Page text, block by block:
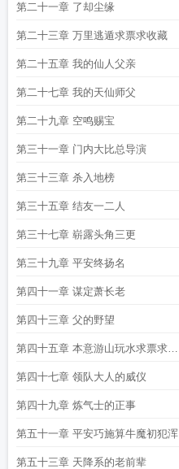
第二十一章 了却尘缘
第二十三章 万里逃遁求票求收藏
第二十五章 我的仙人父亲
第二十七章 我的天仙师父
第二十九章 空鸣赐宝
第三十一章 门内大比总导演
第三十三章 杀入地榜
第三十五章 结友一二人
第三十七章 崭露头角三更
第三十九章 平安终扬名
第四十一章 谋定萧长老
第四十三章 父的野望
第四十五章 本意游山玩水求票求追
读
第四十七章 领队大人的威仪
第四十九章 炼气士的正事
第五十一章 平安巧施算牛魔初犯浑
第五十三章 天降系的老前辈